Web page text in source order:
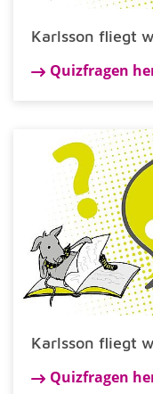
Karlsson fliegt
Quizfragen
Karlsson fliegt
Quizfragen